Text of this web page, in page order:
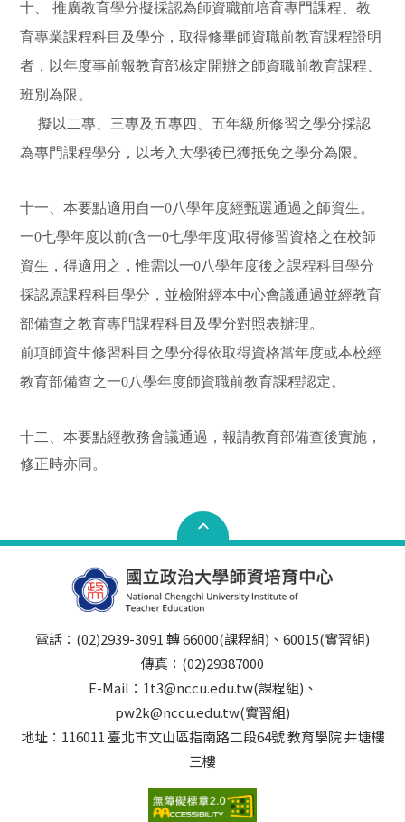
十、 推廣教育學分擬採認為師資職前培育專門課程、教
育專業課程科目及學分，取得修畢師資職前教育課程證明
者，以年度事前報教育部核定開辦之師資職前教育課程、
班別為限。
擬以二專、三專及五專四、五年級所修習之學分採認
為專門課程學分，以考入大學後已獲抵免之學分為限。
十一、本要點適用自一0八學年度經甄選通過之師資生。
一0七學年度以前(含一0七學年度)取得修習資格之在校師
資生，得適用之，惟需以一0八學年度後之課程科目學分
採認原課程科目學分，並檢附經本中心會議通過並經教育
部備查之教育專門課程科目及學分對照表辦理。
前項師資生修習科目之學分得依取得資格當年度或本校經
教育部備查之一0八學年度師資職前教育課程認定。
十二、本要點經教務會議通過，報請教育部備查後實施，
修正時亦同。
電話：(02)2939-3091 轉 66000(課程組)、60015(實習組)
傳真：(02)29387000
E-Mail：1t3@nccu.edu.tw(課程組)、
pw2k@nccu.edu.tw(實習組)
地址：116011 臺北市文山區指南路二段64號 教育學院 井塘樓
三樓